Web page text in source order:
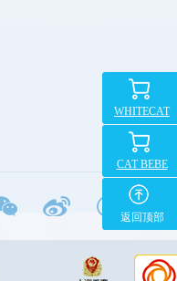
WHITECAT
CAT BEBE
返回顶部